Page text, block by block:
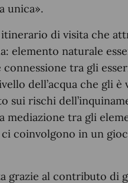
unica».
di visita che
elemento naturale
tra gli
dell’acqua che gli è
sui rischi
mediazione tra gli
coinvolgono in un
grazie al contributo di